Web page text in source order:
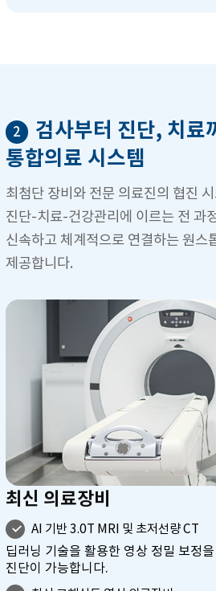
2
검사부터 진단, 치
통합의료 시스템
최첨단 장비와 전문 의료진의 협진
진단-치료-건강관리에 이르는 전 과
신속하고 체계적으로 연결하는 원스
제공합니다.
최신 의료장비
AI 기반 3.0T MRI 및 초저선량 CT
딥러닝 기술을 활용한 영상 정밀 보정
진단이 가능합니다.